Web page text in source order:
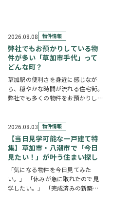
2026.08.08 物件情報
弊社でもお預かりしている物
件が多い「草加市手代」って
どんな町？
草加駅の便利さを身近に感じなが
ら、穏やかな時間が流れる住宅街。
弊社でも多くの物件をお預かりして
10分圏内の便利な立地 手代は東武
スカイツリーライン「草加駅」が生
活圏です。北千…
2026.08.03 物件情報
【当日見学可能な一戸建て特
集】草加市・八潮市で「今日
見たい！」が叶う住まい探し
「気になる物件を今日見てみた
い。」 「休みが急に取れたので見
学したい。」 「完成済みの新築を